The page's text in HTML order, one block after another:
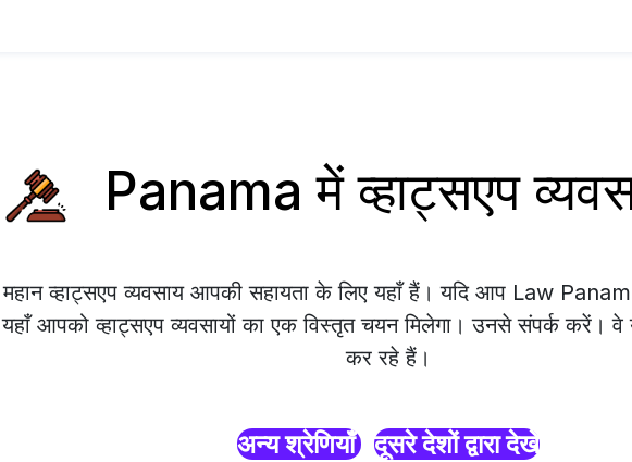
Panama में व्हाट्सएप
महान व्हाट्सएप व्यवसाय आपकी सहायता के लिए यहाँ हैं। यदि आप Law
यहाँ आपको व्हाट्सएप व्यवसायों का एक विस्तृत चयन मिलेगा। उनसे संपर्क करें।
कर रहे हैं।
अन्य श्रेणियाँ दूसरे देशों द्वारा देखें